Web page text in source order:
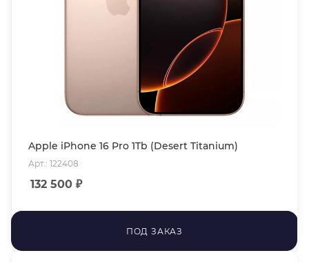
Apple iPhone 16 Pro 1Tb (Desert Titanium)
Арт.: 122408
132 500 ₽
ПОД ЗАКАЗ